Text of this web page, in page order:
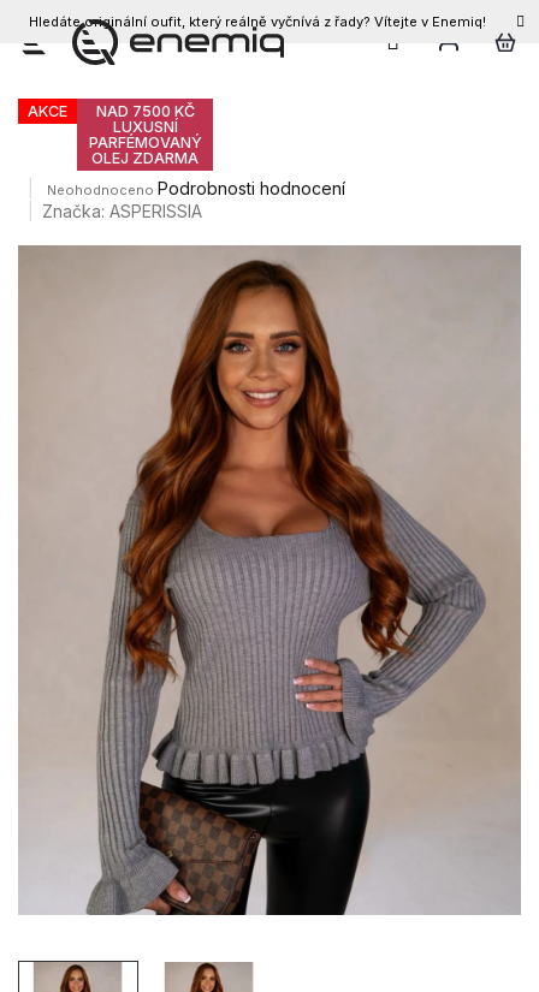
Přejít
Hledáte originální oufit, který reálně vyčnívá z řady? Vítejte v Enemiq!
CZK
Dámský svetr LINA
AKCE
NAD 7500 KČ
LUXUSNÍ
PARFÉMOVANÝ
OLEJ ZDARMA
Průměrné
hodnocení
Neohodnoceno Podrobnosti hodnocení
Značka:ASPERISSIA